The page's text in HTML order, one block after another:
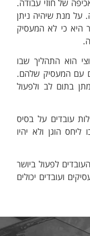
של חוזי עבודה.
על מנת שיהיה ניתן
היא כי לא המעסיק
הוא התהליך שבו
עם המעסיק שלהם.
בתום לב ולפעול
עובדים על בסיס
הוגן ולא יהיו
לפעול ביושר
ועובדים יכולים